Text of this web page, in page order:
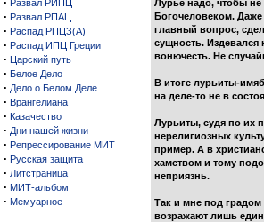
Развал РИПЦ
· Развал РПАЦ
· Распад РПЦЗ(А)
· Распад ИПЦ Греции
· Царский путь
· Белое Дело
· Дело о Белом Деле
· Врангелиана
· Казачество
· Дни нашей жизни
· Репрессирование МИТ
· Русская защита
· Литстраница
· МИТ-альбом
· Мемуарное
Лурье надо, чтобы не
Богочеловеком.
главный вопрос,
сущность.
вонючесть. Не
В итоге лурьиты-
на деле-то не в
Лурьиты, судя по их
нерелигиозных
пример. А в
хамством и тому
неприязнь.
Так и мне под
возражают лишь